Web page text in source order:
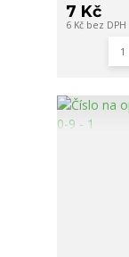
7 Kč
6 Kč bez DPH